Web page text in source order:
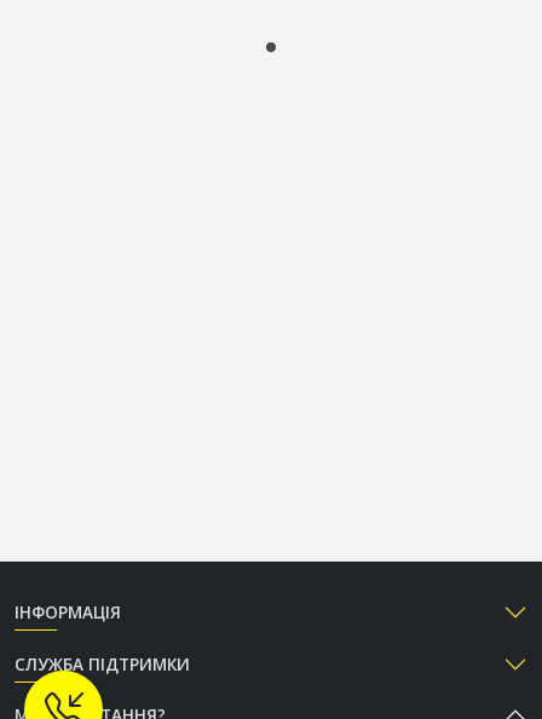
ІНФОРМАЦІЯ
СЛУЖБА ПІДТРИМКИ